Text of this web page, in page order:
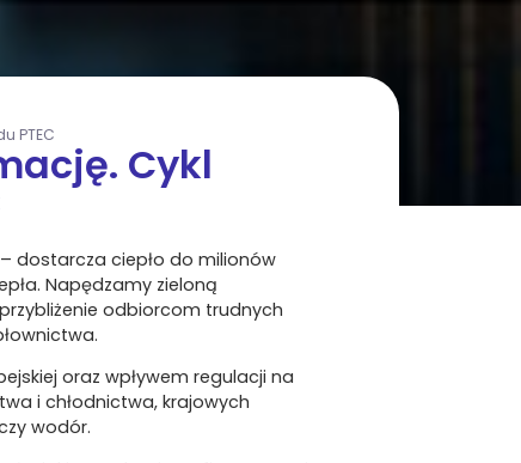
PTEC
Cykl
dostarcza ciepło do milionów
Napędzamy zieloną
odbiorcom trudnych
oraz wpływem regulacji na
i chłodnictwa, krajowych
wodór.